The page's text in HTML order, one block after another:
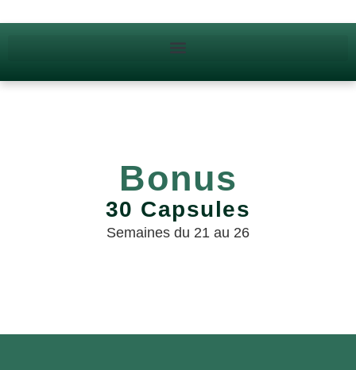
Bonus
30 Capsules
Semaines du 21 au 26